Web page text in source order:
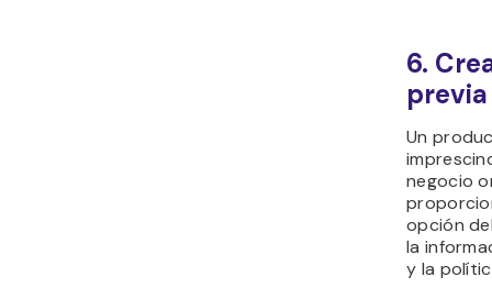
6.
previa
Un
negocio
opción
la
y la